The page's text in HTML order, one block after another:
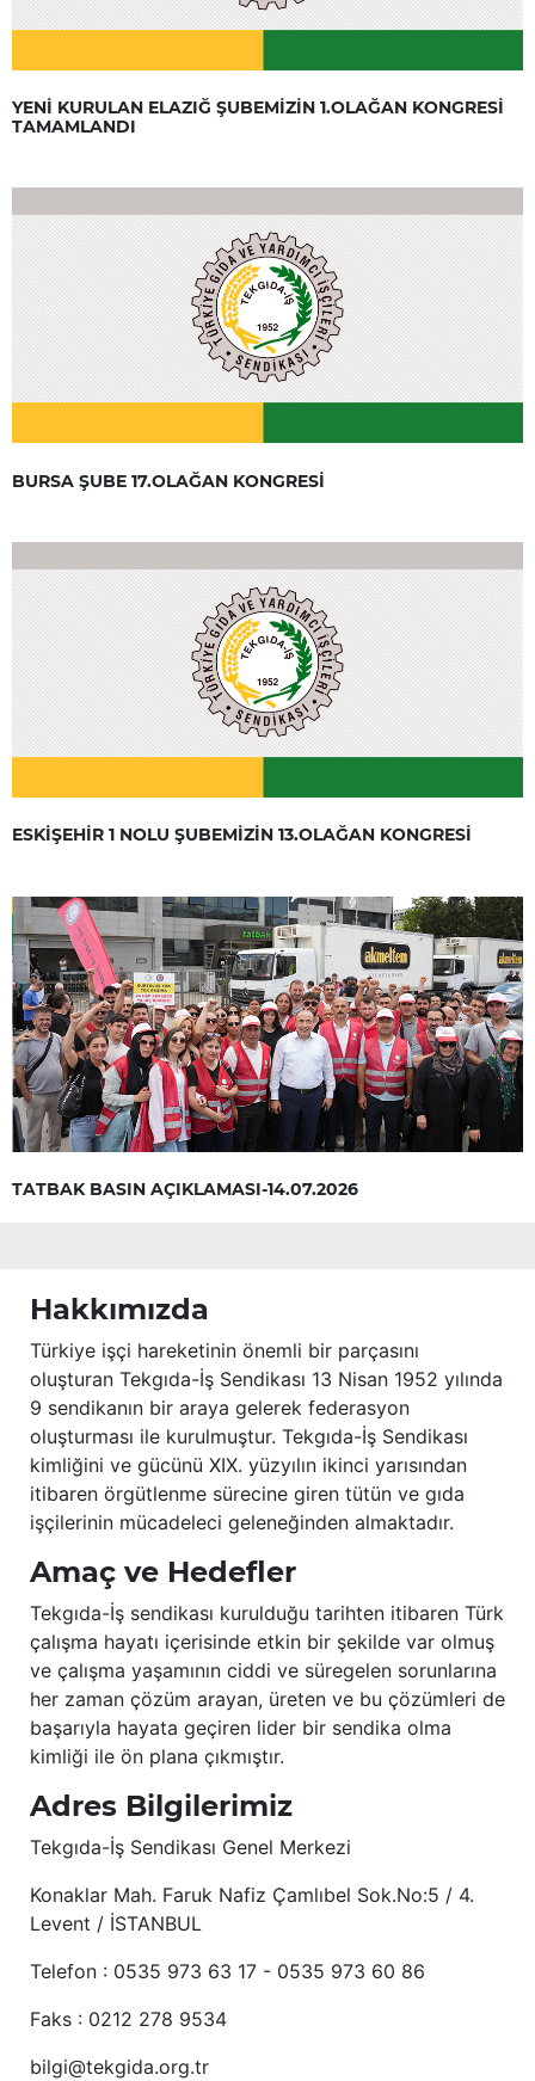
YENİ KURULAN ELAZIĞ ŞUBEMİZİN 1.OLAĞAN KONGRESİ
TAMAMLANDI
BURSA ŞUBE 17.OLAĞAN KONGRESİ
ESKİŞEHİR 1 NOLU ŞUBEMİZİN 13.OLAĞAN KONGRESİ
TATBAK BASIN AÇIKLAMASI-14.07.2026
Hakkımızda
Türkiye işçi hareketinin önemli bir parçasını
oluşturan Tekgıda-İş Sendikası 13 Nisan 1952 yılında
9 sendikanın bir araya gelerek federasyon
oluşturması ile kurulmuştur. Tekgıda-İş Sendikası
kimliğini ve gücünü XIX. yüzyılın ikinci yarısından
itibaren örgütlenme sürecine giren tütün ve gıda
işçilerinin mücadeleci geleneğinden almaktadır.
Amaç ve Hedefler
Tekgıda-İş sendikası kurulduğu tarihten itibaren Türk
çalışma hayatı içerisinde etkin bir şekilde var olmuş
ve çalışma yaşamının ciddi ve süregelen sorunlarına
her zaman çözüm arayan, üreten ve bu çözümleri de
başarıyla hayata geçiren lider bir sendika olma
kimliği ile ön plana çıkmıştır.
Adres Bilgilerimiz
Tekgıda-İş Sendikası Genel Merkezi
Konaklar Mah. Faruk Nafiz Çamlıbel Sok.No:5 / 4.
Levent / İSTANBUL
Telefon : 0535 973 63 17 - 0535 973 60 86
Faks : 0212 278 9534
bilgi@tekgida.org.tr